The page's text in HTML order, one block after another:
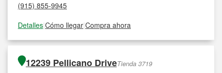
(915) 855-9945
Detalles|Cómo llegar|Compra ahora
12239 Pellicano DriveTienda 3719